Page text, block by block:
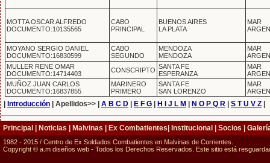
MOTTA OSCAR ALFREDO
DOCUMENTO:10135565
CABO
PRINCIPAL
BUENOS AIRES
LA PLATA
MAR
MOYANO SERGIO DANIEL
DOCUMENTO:16830599
CABO
SEGUNDO
MENDOZA
MENDOZA
MAR
MULLER RENE OMAR
DOCUMENTO:14714403
CONSCRIPTO SANTA FE
ESPERANZA
MAR
MUÑOZ JUAN CARLOS
DOCUMENTO:16837855
MARINERO
PRIMERO
SANTA FE
SAN LORENZO
MAR
Introducción | Apellidos>> | A B C D E F G H I J L M N O P Q R S T U V Z
Principal Noticias Malvinas Ex Combatientes Institucional Socios
1982 - 2015 / Centro de Ex Soldados Combatientes en Malvinas de Corrientes.
Copyright © a.m diseños web - Todos los Derechos Reservados. Este sitio está